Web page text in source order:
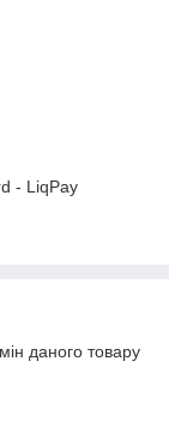
- LiqPay
даного товару